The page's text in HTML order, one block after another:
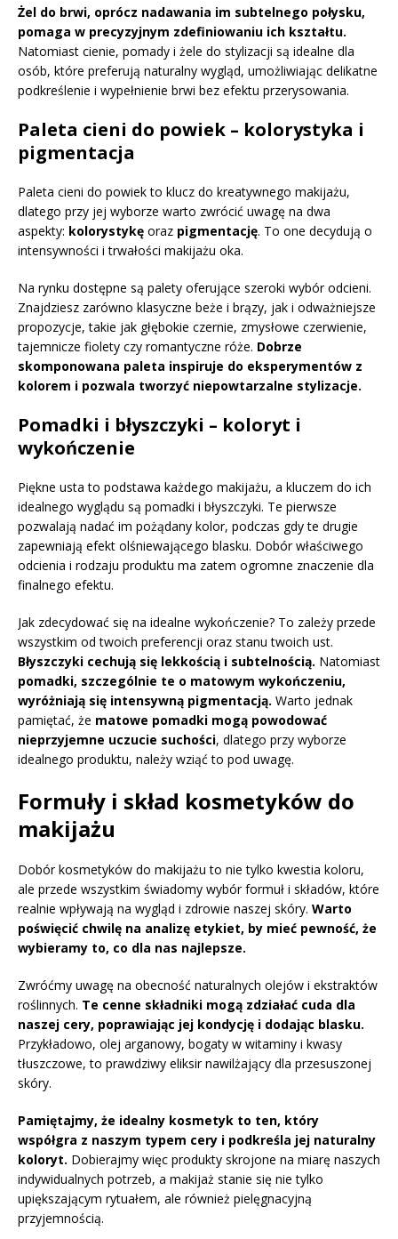
Żel do brwi, oprócz nadawania im subtelnego połysku,
pomaga w precyzyjnym zdefiniowaniu ich kształtu.
Natomiast cienie, pomady i żele do stylizacji są idealne dla
osób, które preferują naturalny wygląd, umożliwiając delikatne
podkreślenie i wypełnienie brwi bez efektu przerysowania.
Paleta cieni do powiek – kolorystyka i
pigmentacja
Paleta cieni do powiek to klucz do kreatywnego makijażu,
dlatego przy jej wyborze warto zwrócić uwagę na dwa
aspekty: kolorystykę oraz pigmentację. To one decydują o
intensywności i trwałości makijażu oka.
Na rynku dostępne są palety oferujące szeroki wybór odcieni.
Znajdziesz zarówno klasyczne beże i brązy, jak i odważniejsze
propozycje, takie jak głębokie czernie, zmysłowe czerwienie,
tajemnicze fiolety czy romantyczne róże. Dobrze
skomponowana paleta inspiruje do eksperymentów z
kolorem i pozwala tworzyć niepowtarzalne stylizacje.
Pomadki i błyszczyki – koloryt i
wykończenie
Piękne usta to podstawa każdego makijażu, a kluczem do ich
idealnego wyglądu są pomadki i błyszczyki. Te pierwsze
pozwalają nadać im pożądany kolor, podczas gdy te drugie
zapewniają efekt olśniewającego blasku. Dobór właściwego
odcienia i rodzaju produktu ma zatem ogromne znaczenie dla
finalnego efektu.
Jak zdecydować się na idealne wykończenie? To zależy przede
wszystkim od twoich preferencji oraz stanu twoich ust.
Błyszczyki cechują się lekkością i subtelnością. Natomiast
pomadki, szczególnie te o matowym wykończeniu,
wyróżniają się intensywną pigmentacją. Warto jednak
pamiętać, że matowe pomadki mogą powodować
nieprzyjemne uczucie suchości, dlatego przy wyborze
idealnego produktu, należy wziąć to pod uwagę.
Formuły i skład kosmetyków do
makijażu
Dobór kosmetyków do makijażu to nie tylko kwestia koloru,
ale przede wszystkim świadomy wybór formuł i składów, które
realnie wpływają na wygląd i zdrowie naszej skóry. Warto
poświęcić chwilę na analizę etykiet, by mieć pewność, że
wybieramy to, co dla nas najlepsze.
Zwróćmy uwagę na obecność naturalnych olejów i ekstraktów
roślinnych. Te cenne składniki mogą zdziałać cuda dla
naszej cery, poprawiając jej kondycję i dodając blasku.
Przykładowo, olej arganowy, bogaty w witaminy i kwasy
tłuszczowe, to prawdziwy eliksir nawilżający dla przesuszonej
skóry.
Pamiętajmy, że idealny kosmetyk to ten, który
współgra z naszym typem cery i podkreśla jej naturalny
koloryt. Dobierajmy więc produkty skrojone na miarę naszych
indywidualnych potrzeb, a makijaż stanie się nie tylko
upiększającym rytuałem, ale również pielęgnacyjną
przyjemnością.